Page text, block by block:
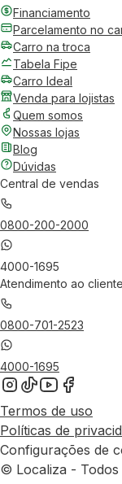
Financiamento
Parcelamento no
Carro na troca
Tabela Fipe
Carro Ideal
Venda para lojistas
Quem somos
Nossas lojas
Blog
Dúvidas
Central de vendas
0800-200-2000
4000-1695
Atendimento ao cliente
0800-701-2523
4000-1695
Termos de uso
Políticas de
Configurações de
© Localiza - Todos